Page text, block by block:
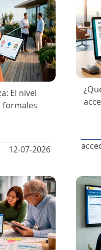
El nivel
formales
12-07-2026